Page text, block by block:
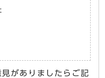
がありましたらご記